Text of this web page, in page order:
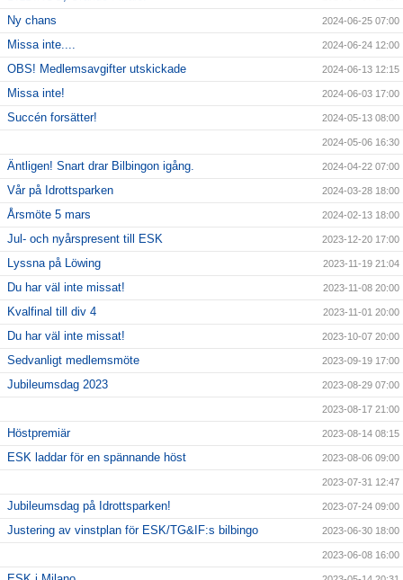
Ny chans 2024-06-25 07:00
Missa inte.... 2024-06-24 12:00
OBS! Medlemsavgifter utskickade 2024-06-13 12:15
Missa inte! 2024-06-03 17:00
Succén forsätter! 2024-05-13 08:00
2024-05-06 16:30
Äntligen! Snart drar Bilbingon igång. 2024-04-22 07:00
Vår på Idrottsparken 2024-03-28 18:00
Årsmöte 5 mars 2024-02-13 18:00
Jul- och nyårspresent till ESK 2023-12-20 17:00
Lyssna på Löwing 2023-11-19 21:04
Du har väl inte missat! 2023-11-08 20:00
Kvalfinal till div 4 2023-11-01 20:00
Du har väl inte missat! 2023-10-07 20:00
Sedvanligt medlemsmöte 2023-09-19 17:00
Jubileumsdag 2023 2023-08-29 07:00
2023-08-17 21:00
Höstpremiär 2023-08-14 08:15
ESK laddar för en spännande höst 2023-08-06 09:00
2023-07-31 12:47
Jubileumsdag på Idrottsparken! 2023-07-24 09:00
Justering av vinstplan för ESK/TG&IF:s bilbingo 2023-06-30 18:00
2023-06-08 16:00